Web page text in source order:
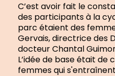
C’est avoir fait le
des participants à la
parc étaient des
Gervais, directrice des
docteur Chantal
L’idée de base était de
femmes qui